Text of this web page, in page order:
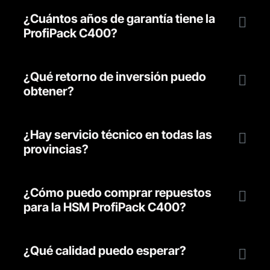
¿Cuántos años de garantía tiene la
ProfiPack C400?
¿Qué retorno de inversión puedo
obtener?
¿Hay servicio técnico en todas las
provincias?
¿Cómo puedo comprar repuestos
para la HSM ProfiPack C400?
¿Qué calidad puedo esperar?